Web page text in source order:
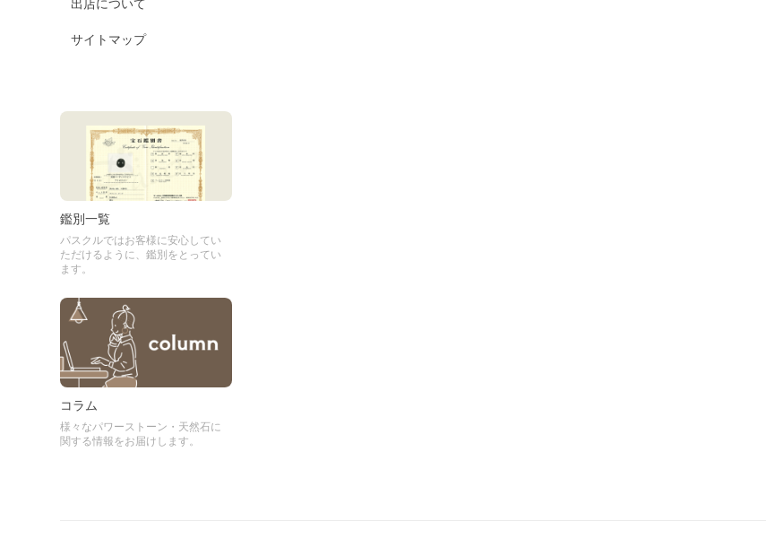
出店について
サイトマップ
鑑別一覧
パスクルではお客様に安心してい
ただけるように、鑑別をとってい
ます。
コラム
様々なパワーストーン・天然石に
関する情報をお届けします。